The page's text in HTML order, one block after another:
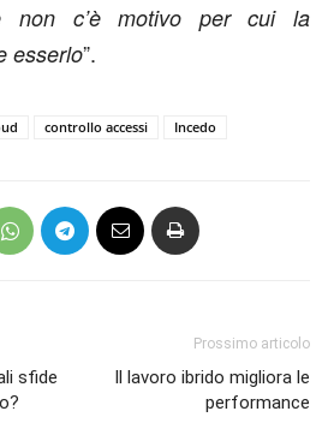
non c’è motivo per cui la
esserlo”.
controllo accessi Incedo
sfide
Prossimo articolo
Il lavoro ibrido migliora le
performance